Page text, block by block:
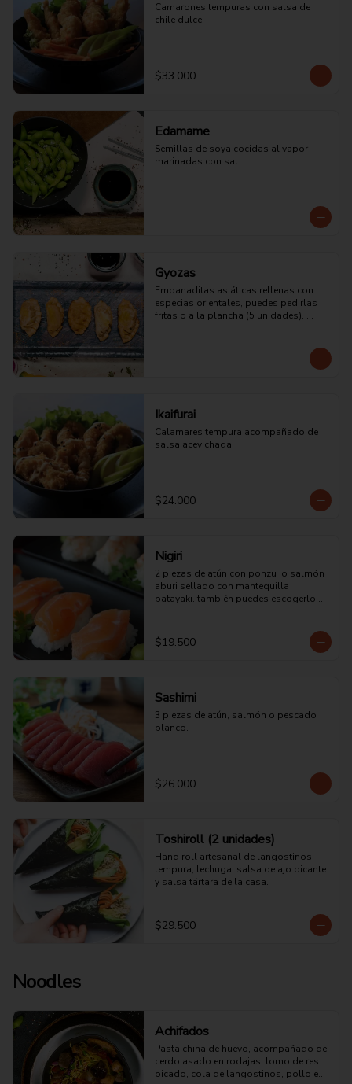
Camarones tempuras con salsa de
chile dulce
$33.000
Edamame
Semillas de soya cocidas al vapor
marinadas con sal.
Gyozas
Empanaditas asiáticas rellenas con
especias orientales, puedes pedirlas
fritas o a la plancha (5 unidades).
Ikaifurai
Calamares tempura acompañado de
salsa acevichada
$24.000
Nigiri
2 piezas de atún con ponzu  o salmón
aburi sellado con mantequilla
batayaki. también puedes escogerlo de
$19.500
Sashimi
3 piezas de atún, salmón o pescado
blanco.
$26.000
Toshiroll (2 unidades)
Hand roll artesanal de langostinos
tempura, lechuga, salsa de ajo picante
y salsa tártara de la casa.
$29.500
Noodles
Achifados
Pasta china de huevo, acompañado de
cerdo asado en rodajas, lomo de res
picado, cola de langostinos, pollo en